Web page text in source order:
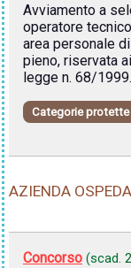
Avviamento a
operatore
area personale
pieno, riservata
legge n. 68/1999.
Categorie protette
AZIENDA
Concorso (scad.